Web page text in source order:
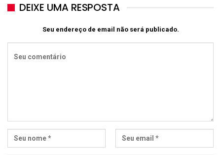
DEIXE UMA RESPOSTA
Seu endereço de email não será publicado.